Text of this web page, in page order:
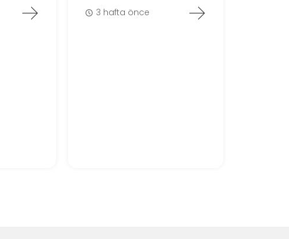
3 hafta önce